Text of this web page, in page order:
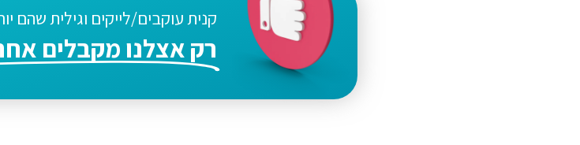
קנית עוקבים/לייקים וגילית שהם
רק אצלנו מקבלים